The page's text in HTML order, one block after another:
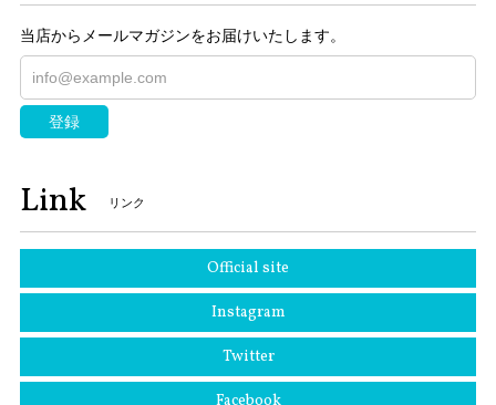
当店からメールマガジンをお届けいたします。
登録
Link リンク
Official site
Instagram
Twitter